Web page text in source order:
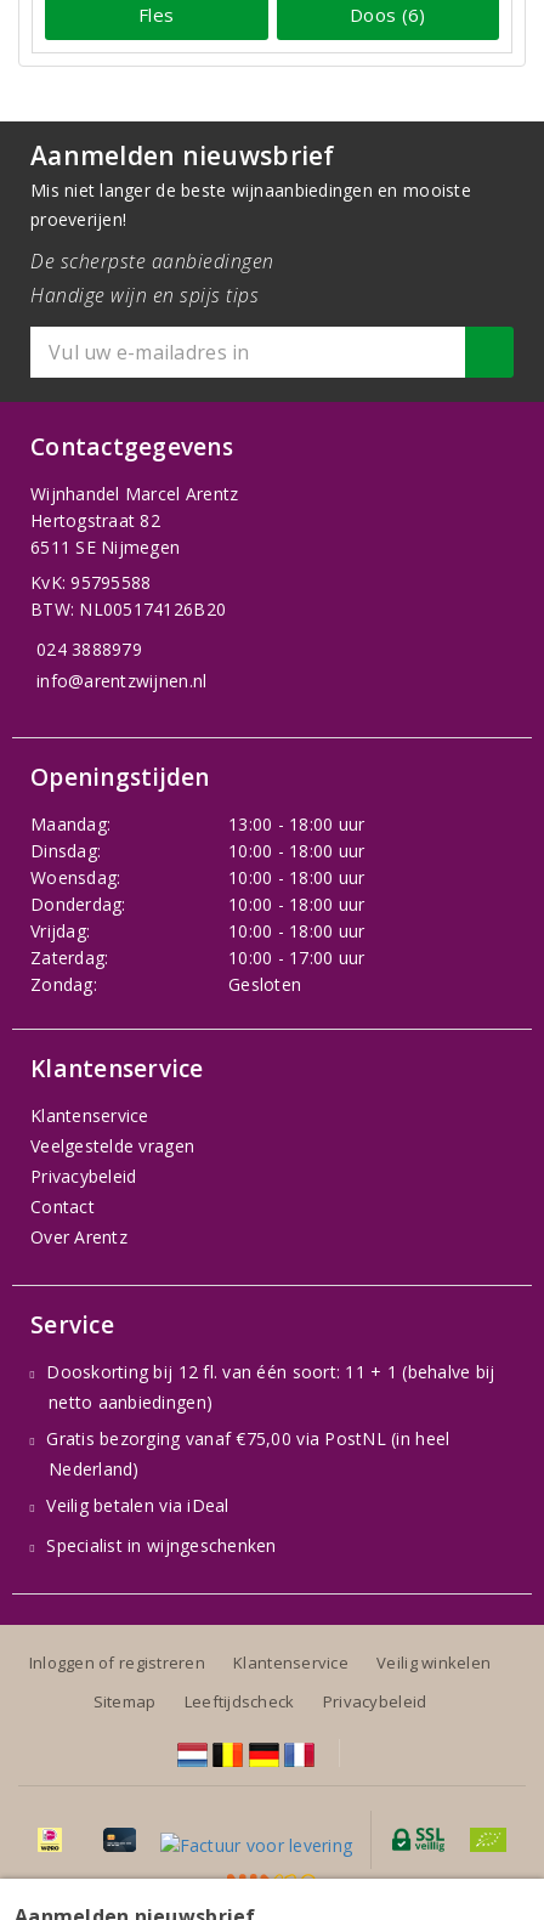
Fles Doos (6)
Aanmelden nieuwsbrief
Mis niet langer de beste wijnaanbiedingen en mooiste
proeverijen!
De scherpste aanbiedingen
Handige wijn en spijs tips
Contactgegevens
Wijnhandel Marcel Arentz
Hertogstraat 82
6511 SE Nijmegen
KvK: 95795588
BTW: NL005174126B20
024 3888979
info@arentzwijnen.nl
Openingstijden
Maandag:
13:00 - 18:00 uur
Dinsdag:
10:00 - 18:00 uur
Woensdag:
10:00 - 18:00 uur
Donderdag:
10:00 - 18:00 uur
Vrijdag:
10:00 - 18:00 uur
Zaterdag:
10:00 - 17:00 uur
Zondag:
Gesloten
Klantenservice
Klantenservice
Veelgestelde vragen
Privacybeleid
Contact
Over Arentz
Service
Dooskorting bij 12 fl. van één soort: 11 + 1 (behalve bij
netto aanbiedingen)
Gratis bezorging vanaf €75,00 via PostNL (in heel
Nederland)
Veilig betalen via iDeal
Specialist in wijngeschenken
Inloggen of registreren Klantenservice
Veilig winkelen
Sitemap
Leeftijdscheck Privacybeleid